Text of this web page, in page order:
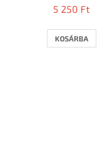
5 250 Ft
KOSÁRBA